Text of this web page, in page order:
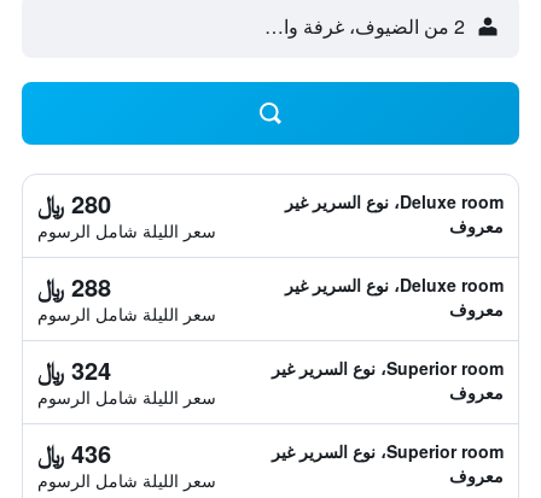
2 من الضيوف، غرفة واحدة
Deluxe room، نوع السرير غير
معروف
280 ﷼
سعر الليلة شامل الرسوم
Deluxe room، نوع السرير غير
معروف
288 ﷼
سعر الليلة شامل الرسوم
Superior room، نوع السرير غير
معروف
324 ﷼
سعر الليلة شامل الرسوم
Superior room، نوع السرير غير
معروف
436 ﷼
سعر الليلة شامل الرسوم